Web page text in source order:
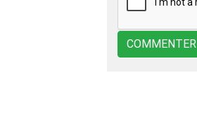
COMMENTER